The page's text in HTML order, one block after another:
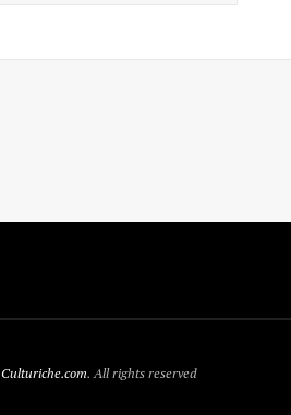
Culturiche.com. All rights reserved